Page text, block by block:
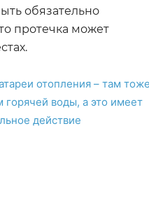
обязательно
протечка может